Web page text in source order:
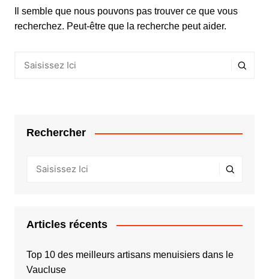
Il semble que nous pouvons pas trouver ce que vous
recherchez. Peut-être que la recherche peut aider.
Rechercher
Articles récents
Top 10 des meilleurs artisans menuisiers dans le
Vaucluse